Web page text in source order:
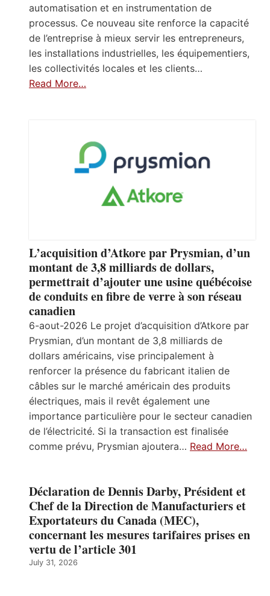
automatisation et en instrumentation de
processus. Ce nouveau site renforce la capacité
de l’entreprise à mieux servir les entrepreneurs,
les installations industrielles, les équipementiers,
les collectivités locales et les clients…
Read More…
L’acquisition d’Atkore par Prysmian, d’un
montant de 3,8 milliards de dollars,
permettrait d’ajouter une usine québécoise
de conduits en fibre de verre à son réseau
canadien
6-aout-2026 Le projet d’acquisition d’Atkore par
Prysmian, d’un montant de 3,8 milliards de
dollars américains, vise principalement à
renforcer la présence du fabricant italien de
câbles sur le marché américain des produits
électriques, mais il revêt également une
importance particulière pour le secteur canadien
de l’électricité. Si la transaction est finalisée
comme prévu, Prysmian ajoutera… Read More…
Déclaration de Dennis Darby, Président et
Chef de la Direction de Manufacturiers et
Exportateurs du Canada (MEC),
concernant les mesures tarifaires prises en
vertu de l’article 301
July 31, 2026